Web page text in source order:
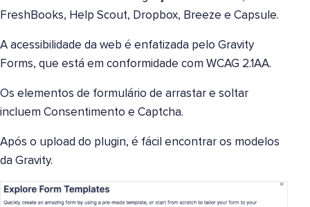
FreshBooks, Help Scout, Dropbox, Breeze e Capsule.
A acessibilidade da web é enfatizada pelo Gravity
Forms, que está em conformidade com WCAG 2.1AA.
Os elementos de formulário de arrastar e soltar
incluem Consentimento e Captcha.
Após o upload do plugin, é fácil encontrar os modelos
da Gravity.